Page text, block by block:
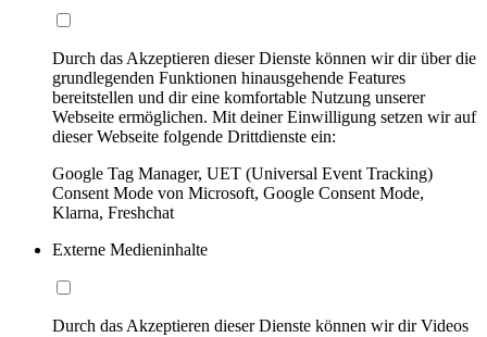
Durch das Akzeptieren dieser Dienste können wir dir über die
grundlegenden Funktionen hinausgehende Features
bereitstellen und dir eine komfortable Nutzung unserer
Webseite ermöglichen. Mit deiner Einwilligung setzen wir auf
dieser Webseite folgende Drittdienste ein:
Google Tag Manager, UET (Universal Event Tracking)
Consent Mode von Microsoft, Google Consent Mode,
Klarna, Freshchat
Externe Medieninhalte
Durch das Akzeptieren dieser Dienste können wir dir Videos